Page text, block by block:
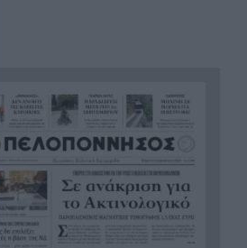
Ντέμης Χασάμπης: Ποιος είναι
ο Ελληνοκύπριος νομπελίστας
που αναλαμβάνει το «τιμόνι»
της AI της Google
Συναγερμός στα Στενά του
Ορμούζ: Δύο εκρήξεις κοντά σε
δεξαμενόπλοιο